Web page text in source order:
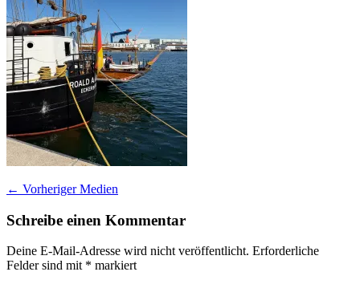
← Vorheriger Medien
Schreibe einen Kommentar
Deine E-Mail-Adresse wird nicht veröffentlicht. Erforderliche
Felder sind mit * markiert